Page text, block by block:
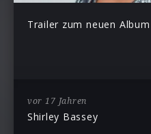
Trailer zum neuen Album
vor 17 Jahren
Shirley Bassey